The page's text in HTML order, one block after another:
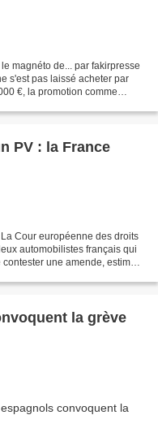
magnéto de... par fakirpresse
s'est pas laissé acheter par
€, la promotion comme
PV : la France
Cour européenne des droits
automobilistes français qui
une amende, estimant
la grève